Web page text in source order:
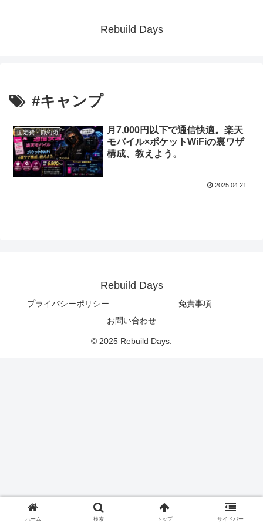
Rebuild Days
#キャンプ
固定費・節約術
月7,000円以下で通信快適。楽天
モバイル×ポケットWiFiの裏ワザ
構成、教えよう。
2025.04.21
Rebuild Days
プライバシーポリシー
免責事項
お問い合わせ
© 2025 Rebuild Days.
ホーム 検索 トップ サイドバー